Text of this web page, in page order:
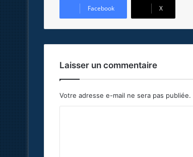
Facebook X
Laisser un commentaire
Votre adresse e-mail ne sera pas publiée.